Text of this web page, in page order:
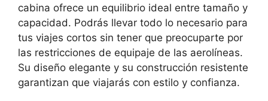
cabina ofrece un equilibrio ideal entre tamaño y
capacidad. Podrás llevar todo lo necesario para
tus viajes cortos sin tener que preocuparte por
las restricciones de equipaje de las aerolíneas.
Su diseño elegante y su construcción resistente
garantizan que viajarás con estilo y confianza.